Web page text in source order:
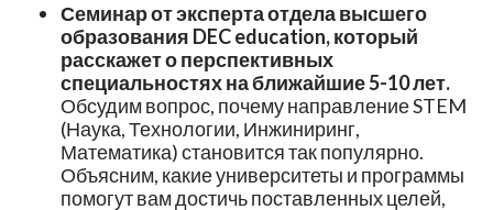
Семинар от эксперта отдела высшего
образования DEC education, который
расскажет о перспективных
специальностях на ближайшие 5-10 лет.
Обсудим вопрос, почему направление STEM
(Наука, Технологии, Инжиниринг,
Математика) становится так популярно.
Объясним, какие университеты и программы
помогут вам достичь поставленных целей,